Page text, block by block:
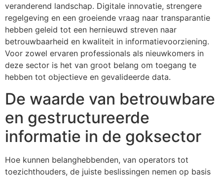
veranderend landschap. Digitale innovatie, strengere
regelgeving en een groeiende vraag naar transparantie
hebben geleid tot een hernieuwd streven naar
betrouwbaarheid en kwaliteit in informatievoorziening.
Voor zowel ervaren professionals als nieuwkomers in
deze sector is het van groot belang om toegang te
hebben tot objectieve en gevalideerde data.
De waarde van betrouwbare
en gestructureerde
informatie in de goksector
Hoe kunnen belanghebbenden, van operators tot
toezichthouders, de juiste beslissingen nemen op basis